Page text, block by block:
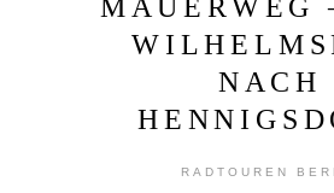
MAUERWEG
NACH
RADTOUREN